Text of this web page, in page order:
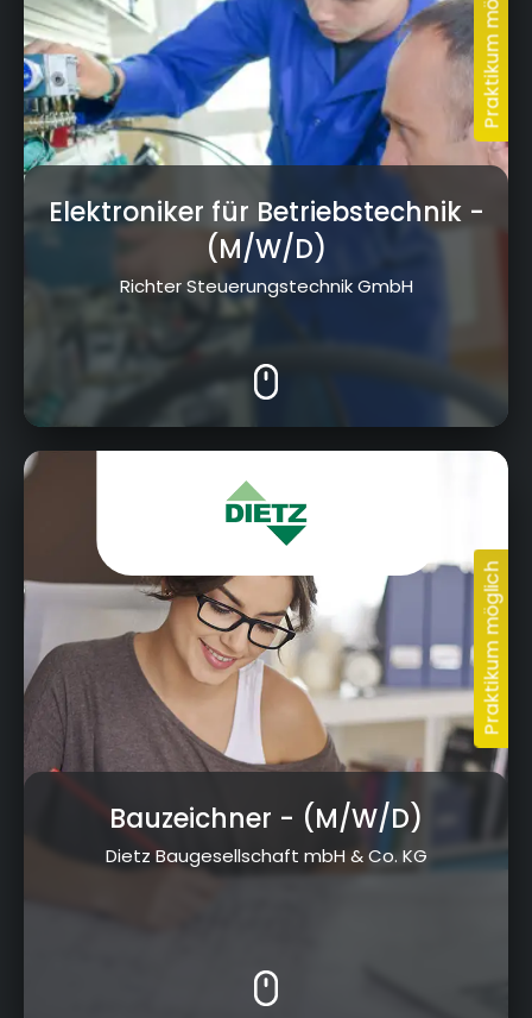
Elektroniker für Betriebstechnik-
(M/W/D)
Richter Steuerungstechnik GmbH
Jahnstraße 19, 96260 Weismain
Bauzeichner - (M/W/D)
Dietz Baugesellschaft mbH & Co. KG